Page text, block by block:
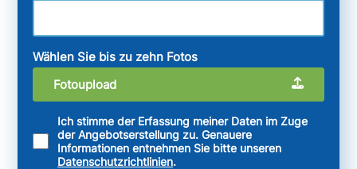
Wählen Sie bis zu zehn Fotos
Fotoupload
Ich stimme der Erfassung meiner Daten im Zuge
der Angebotserstellung zu. Genauere
Informationen entnehmen Sie bitte unseren
Datenschutzrichtlinien.